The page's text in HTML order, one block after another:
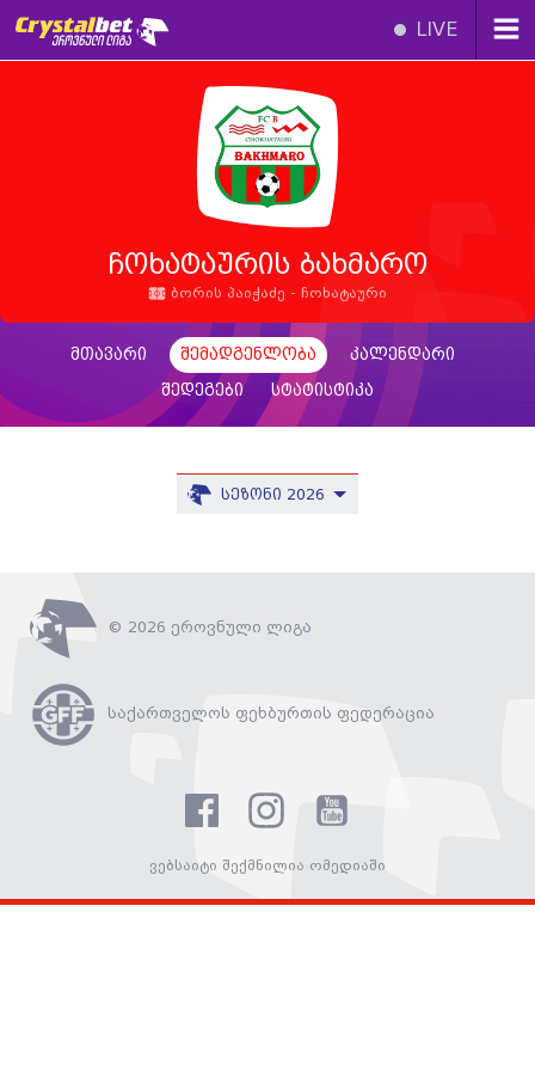
LIVE
ჩოხატაურის ბახმარო
ბორის პაიჭაძე - ჩოხატაური
მთავარი შემადგენლობა
კალენდარი
შედეგები
სტატისტიკა
სეზონი 2026
© 2026 ეროვნული ლიგა
საქართველოს ფეხბურთის ფედერაცია
ვებსაიტი შექმნილია ომედიაში